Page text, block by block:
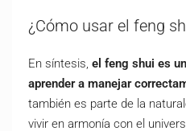
¿Cómo usar el feng
En síntesis, el feng shui es
aprender a manejar
también es parte de la
vivir en armonía con el